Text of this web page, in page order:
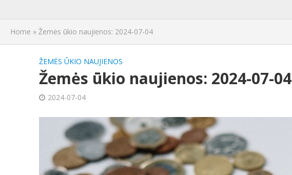
Home » Žemės ūkio naujienos: 2024-07-04
ŽEMĖS ŪKIO NAUJIENOS
Žemės ūkio naujienos: 2024-07-04
2024-07-04